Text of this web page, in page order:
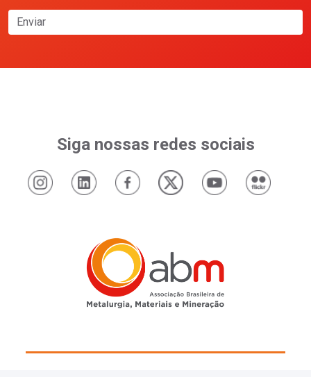
Enviar
Siga nossas redes sociais